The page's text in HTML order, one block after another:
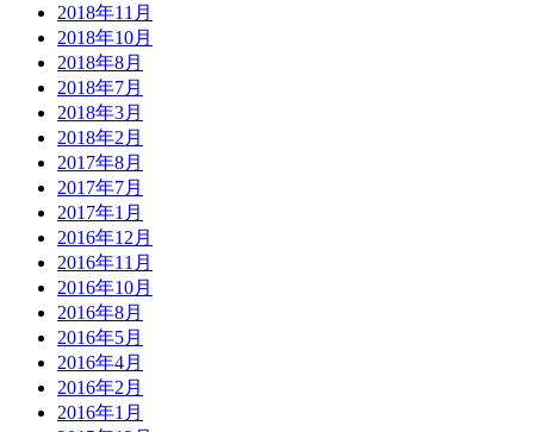
2018年11月
2018年10月
2018年8月
2018年7月
2018年3月
2018年2月
2017年8月
2017年7月
2017年1月
2016年12月
2016年11月
2016年10月
2016年8月
2016年5月
2016年4月
2016年2月
2016年1月